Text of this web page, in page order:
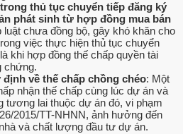
thủ tục chuyển tiếp đăng ký
phát sinh từ hợp đồng mua bán
luật chưa đồng bộ, gây khó khăn cho
việc thực hiện thủ tục chuyển
khi hợp đồng thế chấp quyền tài
chứng.
về thế chấp chồng chéo: Một
nhận thế chấp cùng lúc dự án và
tương lai thuộc dự án đó, vi phạm
2015/TT-NHNN, ảnh hưởng đến
và chất lượng đầu tư dự án.